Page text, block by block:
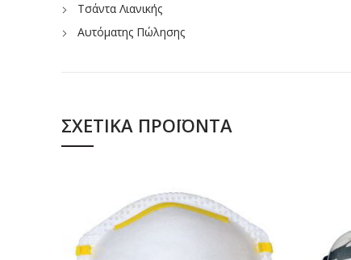
Τσάντα Λιανικής
Αυτόματης Πώλησης
ΣΧΕΤΙΚΆ ΠΡΟΪΌΝΤΑ